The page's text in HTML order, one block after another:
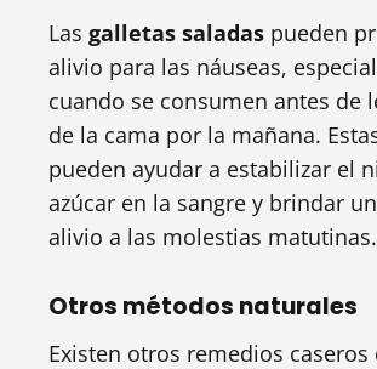
Las galletas saladas pueden
alivio para las náuseas,
cuando se consumen antes de
de la cama por la mañana.
pueden ayudar a estabilizar el
azúcar en la sangre y brindar
alivio a las molestias matutinas.
Otros métodos naturales
Existen otros remedios caseros